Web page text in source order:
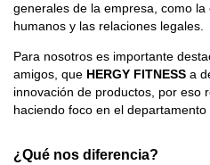
generales de la empresa, como
humanos y las relaciones legales.
Para nosotros es importante
amigos, que HERGY FITNESS a
innovación de productos, por eso
haciendo foco en el departamento
¿Qué nos diferencia?